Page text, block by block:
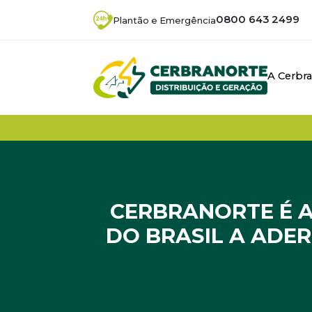
Plantão e Emergência0800 643 2499
A
CERBRANORTE É
DO BRASIL A
Cerbranorte é a primeira